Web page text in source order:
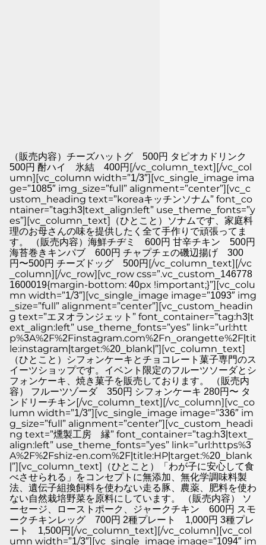
（販売内容）チーズハットグ 500円 タピオカドリンク
500円 酎ハイ 氷結 400円[/vc_column_text][/vc_col
umn][vc_column width=”1/3″][vc_single_image ima
ge=”1085″ img_size=”full” alignment=”center”][vc_c
ustom_heading text=”koreaキッチンソナム” font_co
ntainer=”tag:h3|text_align:left” use_theme_fonts=”y
es”][vc_column_text]（ひとこと）ソナムです、家庭料
理のお母さんの味を提供したく全て手作りで頑張ってま
す。 （販売内容）海鮮チヂミ 600円 甘辛チキン 500円
海苔巻きキンパブ 600円 チャプチェの磯辺揚げ 300
円〜500円 チーズドッグ 500円[/vc_column_text][/vc
_column][/vc_row][vc_row css=”.vc_custom_146778
1600019{margin-bottom: 40px !important;}”][vc_colu
mn width=”1/3″][vc_single_image image=”1093″ img
_size=”full” alignment=”center”][vc_custom_headin
g text=”エヌオランジェット” font_container=”tag:h3|t
ext_align:left” use_theme_fonts=”yes” link=”url:htt
p%3A%2F%2Finstagram.com%2Fn_orangette%2F|tit
le:instagram|target:%20_blank|”][vc_column_text]
（ひとこと）シフォンケーキとチョコレート菓子専門のス
イーツショップです。イベント限定のフルーツソーダとシ
フォンケーキ、焼き菓子を販売しております。 （販売内
容） フルーツゾーダ 350円 シフォンケーキ 280円〜 タ
ンドリーチキン[/vc_column_text][/vc_column][vc_co
lumn width=”1/3″][vc_single_image image=”336″ im
g_size=”full” alignment=”center”][vc_custom_headi
ng text=”燻製工房 縁” font_container=”tag:h3|text_
align:left” use_theme_fonts=”yes” link=”url:https%3
A%2F%2Fshiz-en.com%2F|title:HP|target:%20_blank
|”][vc_column_text]（ひとこと）「わが子に安心して食
べさせられる」をコンセプトに無添加、無化学調味料製
法、遺伝子組換飼料を使わない走る豚、農薬、肥料を使わ
ない自然栽培野菜を原料にしています。 （販売内容） ソ
ーセージ、ローストポーク、ジャークチキン 600円 スモ
ークチキンレッグ 700円 2種プレート 1,000円 3種プレ
ート 1,500円[/vc_column_text][/vc_column][vc_col
umn width=”1/3″][vc_single_image image=”1094″ im